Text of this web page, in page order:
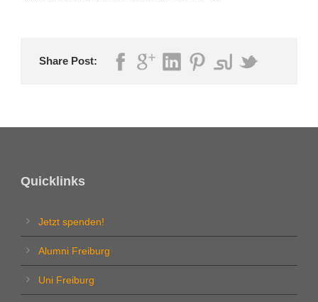
Share Post:
Quicklinks
Jetzt spenden!
Alumni Freiburg
Uni Freiburg